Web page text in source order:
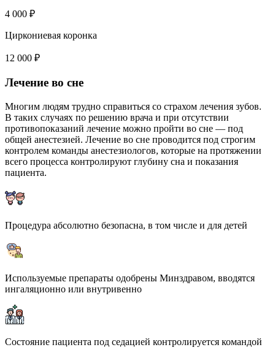
4 000 ₽
Циркониевая коронка
12 000 ₽
Лечение во сне
Многим людям трудно справиться со страхом лечения зубов.
В таких случаях по решению врача и при отсутствии
противопоказаний лечение можно пройти во сне — под
общей анестезией. Лечение во сне проводится под строгим
контролем команды анестезиологов, которые на протяжении
всего процесса контролируют глубину сна и показания
пациента.
Процедура абсолютно безопасна, в том числе и для детей
Используемые препараты одобрены Минздравом, вводятся
ингаляционно или внутривенно
Состояние пациента под седацией контролируется командой